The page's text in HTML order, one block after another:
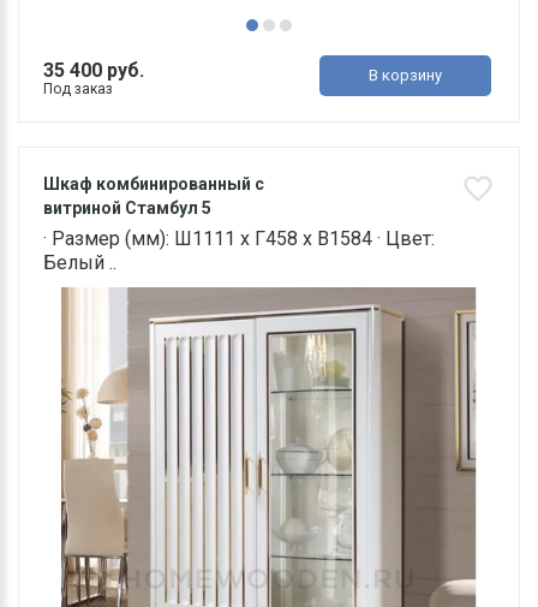
35 400 руб.
Под заказ
В корзину
Шкаф комбинированный с
витриной Стамбул 5
· Размер (мм): Ш1111 х Г458 х В1584 · Цвет:
Белый ..